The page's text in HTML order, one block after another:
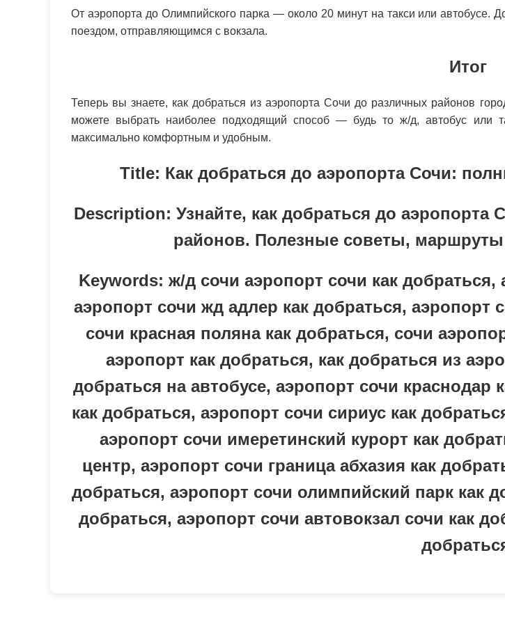
От аэропорта до Олимпийского парка — около 20 минут на такси или автобусе.
поездом, отправляющимся с вокзала.
Итог
Теперь вы знаете, как добраться из аэропорта Сочи до различных районов
можете выбрать наиболее подходящий способ — будь то ж/д, автобус или
максимально комфортным и удобным.
Title: Как добраться до аэропорта Сочи:
Description: Узнайте, как добраться до
районов. Полезные советы,
Keywords: ж/д сочи аэропорт сочи как добраться,
аэропорт сочи жд адлер как добраться, аэропорт
сочи красная поляна как добраться, сочи
аэропорт как добраться, как добраться из
добраться на автобусе, аэропорт сочи краснодар
как добраться, аэропорт сочи сириус как
аэропорт сочи имеретинский курорт как
центр, аэропорт сочи граница абхазия как
добраться, аэропорт сочи олимпийский парк как
добраться, аэропорт сочи автовокзал сочи как